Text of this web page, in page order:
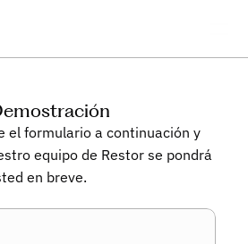
el formulario a continuación y
equipo de Restor se pondrá
en breve.